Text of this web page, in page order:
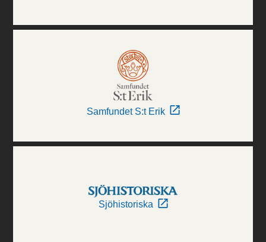
Samfundet S:t Erik
Sjöhistoriska